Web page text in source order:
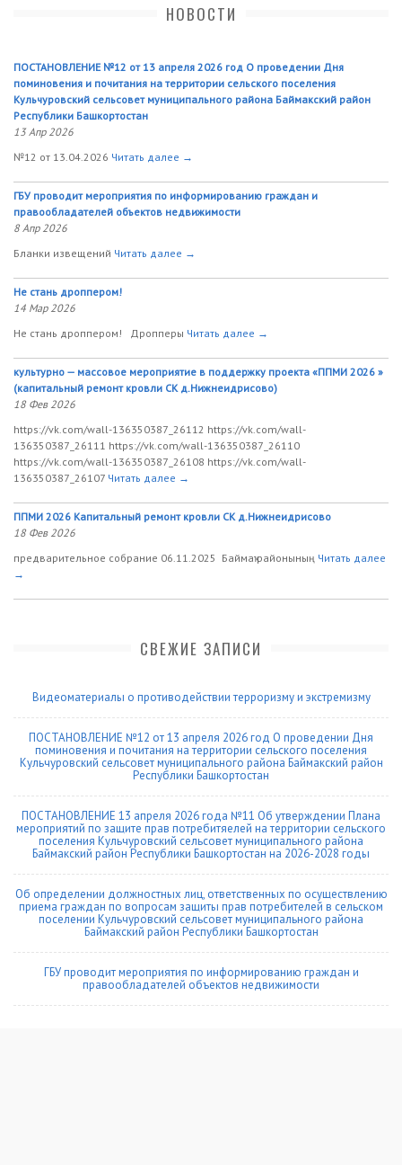
НОВОСТИ
ПОСТАНОВЛЕНИЕ №12 от 13 апреля 2026 год О проведении Дня
поминовения и почитания на территории сельского поселения
Кульчуровский сельсовет муниципального района Баймакский район
Республики Башкортостан
13 Апр 2026
№12 от 13.04.2026 Читать далее →
ГБУ проводит мероприятия по информированию граждан и
правообладателей объектов недвижимости
8 Апр 2026
Бланки извещений Читать далее →
Не стань дроппером!
14 Мар 2026
Не стань дроппером! Дропперы Читать далее →
культурно — массовое мероприятие в поддержку проекта «ППМИ 2026 »
(капитальный ремонт кровли СК д.Нижнеидрисово)
18 Фев 2026
https://vk.com/wall-136350387_26112 https://vk.com/wall-
136350387_26111 https://vk.com/wall-136350387_26110
https://vk.com/wall-136350387_26108 https://vk.com/wall-
136350387_26107 Читать далее →
ППМИ 2026 Капитальный ремонт кровли СК д.Нижнеидрисово
18 Фев 2026
предварительное собрание 06.11.2025 Баймаҡ районының Читать далее
→
СВЕЖИЕ ЗАПИСИ
Видеоматериалы о противодействии терроризму и экстремизму
ПОСТАНОВЛЕНИЕ №12 от 13 апреля 2026 год О проведении Дня
поминовения и почитания на территории сельского поселения
Кульчуровский сельсовет муниципального района Баймакский район
Республики Башкортостан
ПОСТАНОВЛЕНИЕ 13 апреля 2026 года №11 Об утверждении Плана
мероприятий по защите прав потребитяелей на территории сельского
поселения Кульчуровский сельсовет муниципального района
Баймакский район Республики Башкортостан на 2026-2028 годы
Об определении должностных лиц, ответственных по осуществлению
приема граждан по вопросам защиты прав потребителей в сельском
поселении Кульчуровский сельсовет муниципального района
Баймакский район Республики Башкортостан
ГБУ проводит мероприятия по информированию граждан и
правообладателей объектов недвижимости